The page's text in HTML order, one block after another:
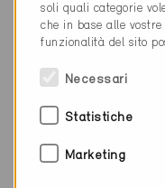
soli quali categorie
che in base alle
funzionalità del sito
Necessari
Statistiche
Marketing